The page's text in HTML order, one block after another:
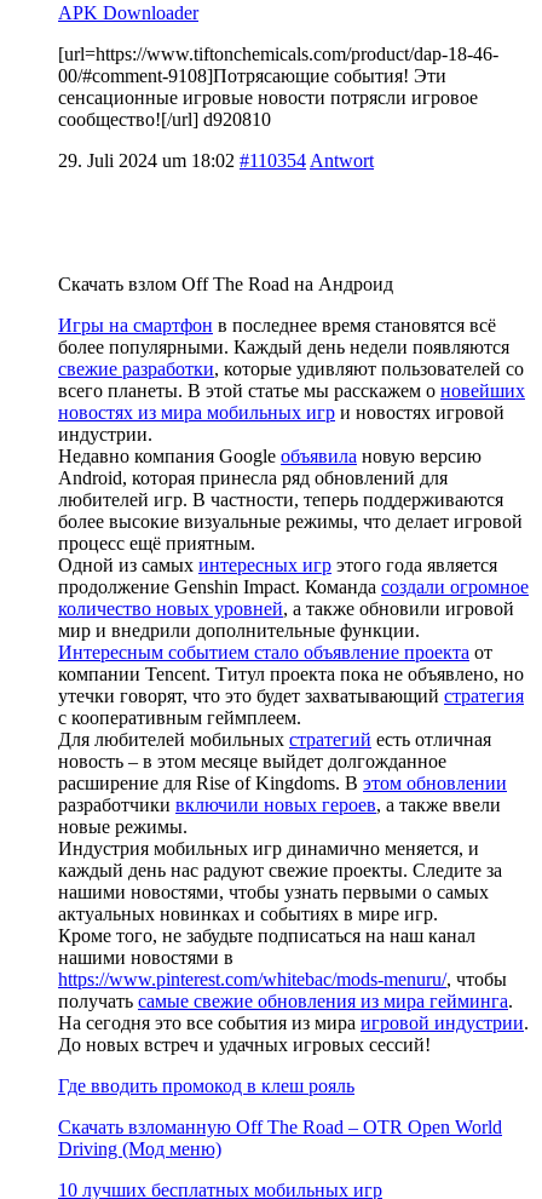
APK Downloader
[url=https://www.tiftonchemicals.com/product/dap-18-46-
00/#comment-9108]Потрясающие события! Эти
сенсационные игровые новости потрясли игровое
сообщество![/url] d920810
29. Juli 2024 um 18:02 #110354 Antwort
Скачать взлом Off The Road на Андроид
Игры на смартфон в последнее время становятся всё
более популярными. Каждый день недели появляются
свежие разработки, которые удивляют пользователей со
всего планеты. В этой статье мы расскажем о новейших
новостях из мира мобильных игр и новостях игровой
индустрии.
Недавно компания Google объявила новую версию
Android, которая принесла ряд обновлений для
любителей игр. В частности, теперь поддерживаются
более высокие визуальные режимы, что делает игровой
процесс ещё приятным.
Одной из самых интересных игр этого года является
продолжение Genshin Impact. Команда создали огромное
количество новых уровней, а также обновили игровой
мир и внедрили дополнительные функции.
Интересным событием стало объявление проекта от
компании Tencent. Титул проекта пока не объявлено, но
утечки говорят, что это будет захватывающий стратегия
с кооперативным геймплеем.
Для любителей мобильных стратегий есть отличная
новость – в этом месяце выйдет долгожданное
расширение для Rise of Kingdoms. В этом обновлении
разработчики включили новых героев, а также ввели
новые режимы.
Индустрия мобильных игр динамично меняется, и
каждый день нас радуют свежие проекты. Следите за
нашими новостями, чтобы узнать первыми о самых
актуальных новинках и событиях в мире игр.
Кроме того, не забудьте подписаться на наш канал
нашими новостями в
https://www.pinterest.com/whitebac/mods-menuru/, чтобы
получать самые свежие обновления из мира гейминга.
На сегодня это все события из мира игровой индустрии.
До новых встреч и удачных игровых сессий!
Где вводить промокод в клеш рояль
Скачать взломанную Off The Road – OTR Open World
Driving (Мод меню)
10 лучших бесплатных мобильных игр